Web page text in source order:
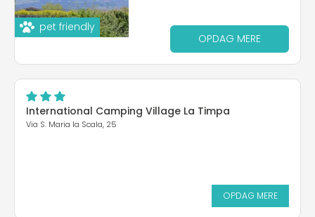
pet friendly
OPDAG MERE
International Camping Village La Timpa
Via S. Maria la Scala, 25
OPDAG MERE